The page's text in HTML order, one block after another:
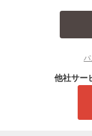
パ
他社サー